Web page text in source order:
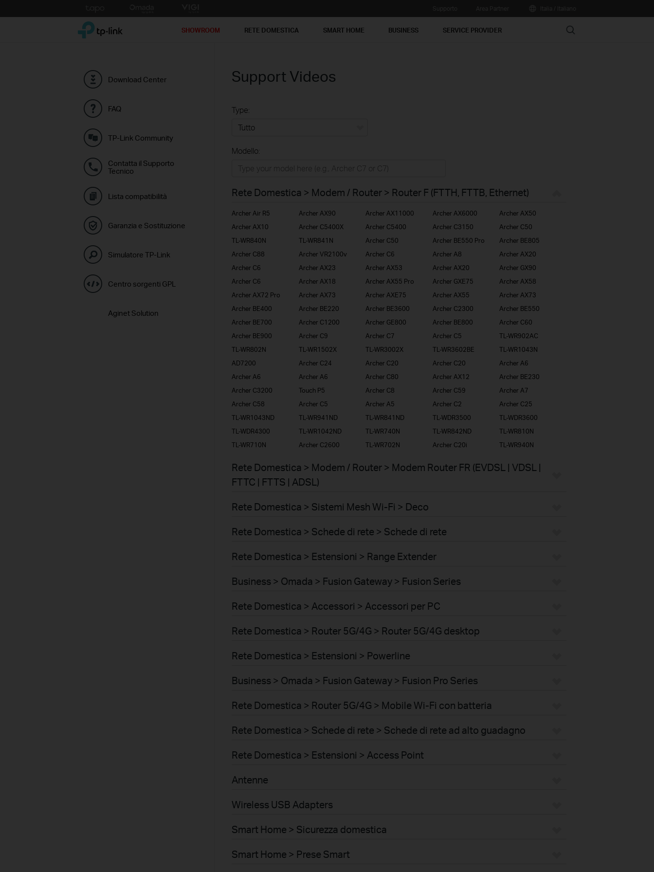
to
TP-Link, Reliably Smart SHOWROOM RETE DOMESTICA SMART HOME BUSINESS SERVICE PROVIDER Search
Download Center
FAQ
TP-Link Community
Contatta il Supporto
Tecnico
Lista compatibilità
Garanzia e Sostituzione
Simulatore TP-Link
Centro sorgenti GPL
Aginet Solution
Support Videos
Type:
Business
Service Provider
Modello:
Rete Domestica > Modem / Router > Router F (FTTH, FTTB, Ethernet)
Archer Air R5 Archer AX90 Archer AX11000 Archer AX6000
Archer AX50
Archer AX10
Archer C5400X Archer C5400 Archer C3150
Archer C50
TL-WR840N
TL-WR841N Archer C50 Archer BE550 Pro
Archer BE805
Archer C88
Archer VR2100v Archer C6 Archer A8
Archer AX20
Archer C6
Archer AX23 Archer AX53 Archer AX20
Archer GX90
Archer C6
Archer AX18 Archer AX55 Pro Archer GXE75
Archer AX58
Archer AX72 Pro
Archer AX73 Archer AXE75 Archer AX55
Archer AX73
Archer BE400
Archer BE220 Archer BE3600 Archer C2300
Archer BE550
Archer BE700
Archer C1200 Archer GE800 Archer BE800
Archer C60
Archer BE900
Archer C9 Archer C7 Archer C5
TL-WR902AC
TL-WR802N
TL-WR1502X TL-WR3002X TL-WR3602BE
TL-WR1043N
AD7200
Archer C24 Archer C20 Archer C20
Archer A6
Archer A6
Archer A6 Archer C80 Archer AX12
Archer BE230
Archer C3200
Touch P5 Archer C8 Archer C59
Archer A7
Archer C58
Archer C5 Archer A5 Archer C2
Archer C25
TL-WR1043ND
TL-WR941ND TL-WR841ND TL-WDR3500
TL-WDR3600
TL-WDR4300
TL-WR1042ND TL-WR740N TL-WR842ND
TL-WR810N
TL-WR710N
Archer C2600 TL-WR702N Archer C20i TL-WR940N
Rete Domestica > Modem / Router > Modem Router FR (EVDSL | VDSL |
FTTC | FTTS | ADSL)
Rete Domestica > Sistemi Mesh Wi-Fi > Deco
Rete Domestica > Schede di rete > Schede di rete
Rete Domestica > Estensioni > Range Extender
Business > Omada > Fusion Gateway > Fusion Series
Rete Domestica > Accessori > Accessori per PC
Rete Domestica > Router 5G/4G > Router 5G/4G desktop
Rete Domestica > Estensioni > Powerline
Business > Omada > Fusion Gateway > Fusion Pro Series
Rete Domestica > Router 5G/4G > Mobile Wi-Fi con batteria
Rete Domestica > Schede di rete > Schede di rete ad alto guadagno
Rete Domestica > Estensioni > Access Point
Antenne
Wireless USB Adapters
Smart Home > Sicurezza domestica
Smart Home > Prese Smart